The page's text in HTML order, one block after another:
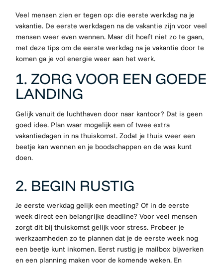
Veel mensen zien er tegen op: die eerste werkdag na je
vakantie. De eerste werkdagen na de vakantie zijn voor veel
mensen weer even wennen. Maar dit hoeft niet zo te gaan,
met deze tips om de eerste werkdag na je vakantie door te
komen ga je vol energie weer aan het werk.
1. ZORG VOOR EEN GOEDE
LANDING
Gelijk vanuit de luchthaven door naar kantoor? Dat is geen
goed idee. Plan waar mogelijk een of twee extra
vakantiedagen in na thuiskomst. Zodat je thuis weer een
beetje kan wennen en je boodschappen en de was kunt
doen.
2. BEGIN RUSTIG
Je eerste werkdag gelijk een meeting? Of in de eerste
week direct een belangrijke deadline? Voor veel mensen
zorgt dit bij thuiskomst gelijk voor stress. Probeer je
werkzaamheden zo te plannen dat je de eerste week nog
een beetje kunt inkomen. Eerst rustig je mailbox bijwerken
en een planning maken voor de komende weken. En